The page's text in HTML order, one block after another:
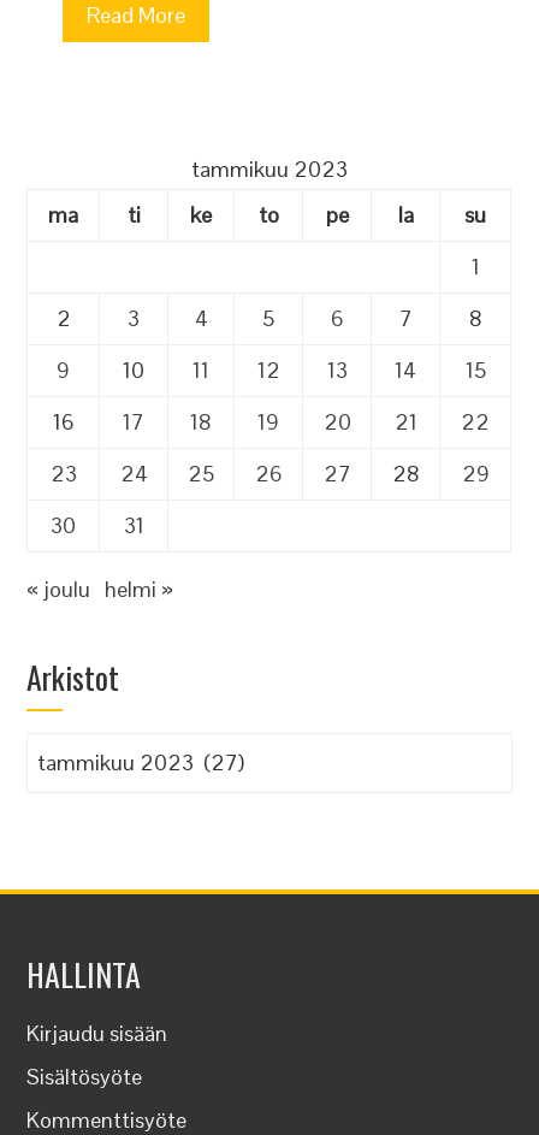
Read More
tammikuu 2023
ma
ti ke to pe la
su
1
2
3 4 5 6 7
8
9
10 11 12 13 14
15
16
17 18 19 20 21
22
23
24 25 26 27 28
29
30
31
« joulu helmi »
Arkistot
Arkistot
HALLINTA
Kirjaudu sisään
Sisältösyöte
Kommenttisyöte